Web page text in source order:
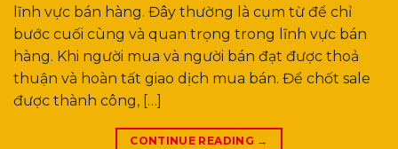
lĩnh vực bán hàng. Đây thường là cụm từ để chỉ
bước cuối cùng và quan trọng trong lĩnh vực bán
hàng. Khi người mua và người bán đạt được thoả
thuận và hoàn tất giao dịch mua bán. Để chốt sale
được thành công, […]
CONTINUE READING →